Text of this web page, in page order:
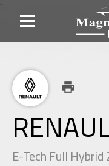
}
print
E-Tech Full